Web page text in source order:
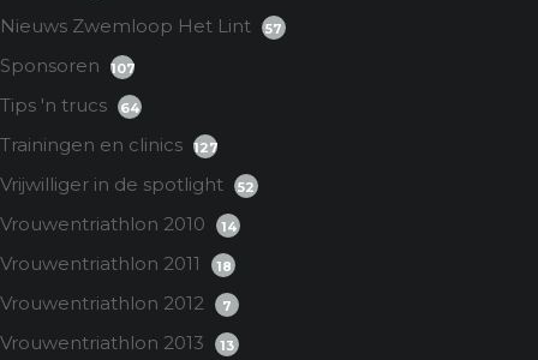
Nieuws Zwemloop Het Lint 57
Sponsoren 107
Tips 'n trucs 64
Trainingen en clinics 127
Vrijwilliger in de spotlight 52
Vrouwentriathlon 2010 14
Vrouwentriathlon 2011 18
Vrouwentriathlon 2012 7
Vrouwentriathlon 2013 13